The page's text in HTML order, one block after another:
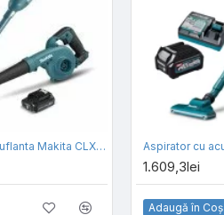
Set aspirator si suflanta Makita CLX245SAX1, acumulator CXT 12 V 2.0 Ah, incarcator
1.609,3lei
Adaugă în Coş